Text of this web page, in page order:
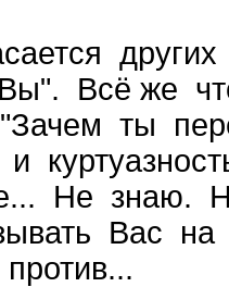
Всё же
ты
и
Не
Вас